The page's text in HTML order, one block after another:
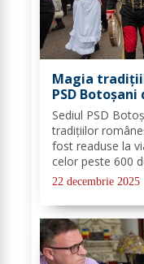
Magia
PSD
FOTO
Sediul PSD
tradițiilor
fost readuse la
celor peste 600
din întreg
22 decembrie 2025